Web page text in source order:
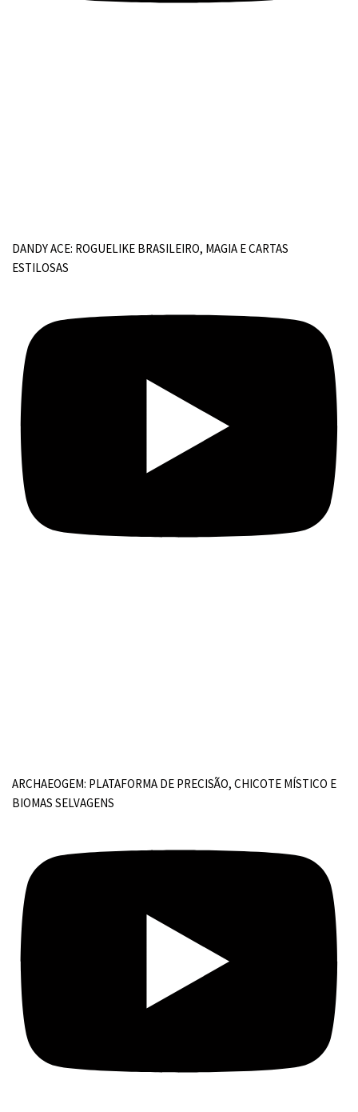
DANDY ACE: ROGUELIKE BRASILEIRO, MAGIA E CARTAS
ESTILOSAS
ARCHAEOGEM: PLATAFORMA DE PRECISÃO, CHICOTE MÍSTICO E
BIOMAS SELVAGENS